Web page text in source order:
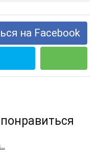
на Facebook